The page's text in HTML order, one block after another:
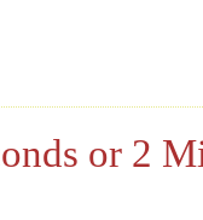
or 2